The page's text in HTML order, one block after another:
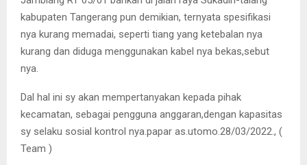
kabupaten Tangerang pun demikian, ternyata spesifikasi
nya kurang memadai, seperti tiang yang ketebalan nya
kurang dan diduga menggunakan kabel nya bekas,sebut
nya.
Dal hal ini sy akan mempertanyakan kepada pihak
kecamatan, sebagai pengguna anggaran,dengan kapasitas
sy selaku sosial kontrol nya.papar as.utomo.28/03/2022., (
Team )